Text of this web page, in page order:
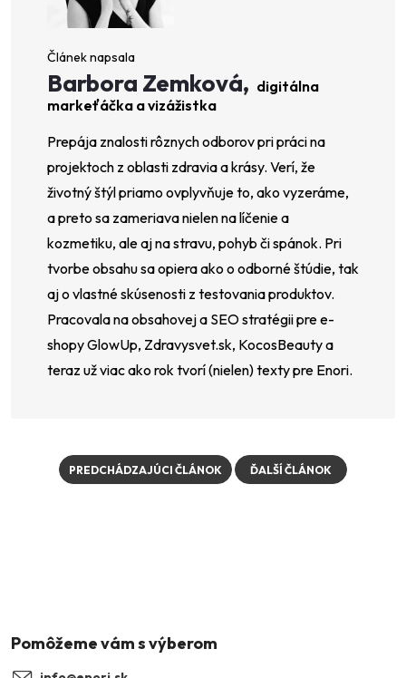
Barbora Zemková, digitálna
markeťáčka a vizážistka
Prepája znalosti rôznych odborov pri práci na
projektoch z oblasti zdravia a krásy. Verí, že
životný štýl priamo ovplyvňuje to, ako vyzeráme,
a preto sa zameriava nielen na líčenie a
kozmetiku, ale aj na stravu, pohyb či spánok. Pri
tvorbe obsahu sa opiera ako o odborné štúdie, tak
aj o vlastné skúsenosti z testovania produktov.
Pracovala na obsahovej a SEO stratégii pre e-
shopy GlowUp, Zdravysvet.sk, KocosBeauty a
teraz už viac ako rok tvorí (nielen) texty pre Enori.
PREDCHÁDZAJÚCI ČLÁNOK ĎALŠÍ ČLÁNOK